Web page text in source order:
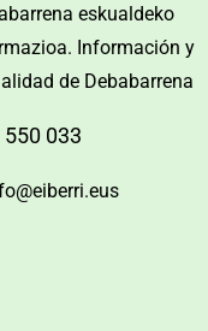
eskualdeko
Información y
de Debabarrena
550 033